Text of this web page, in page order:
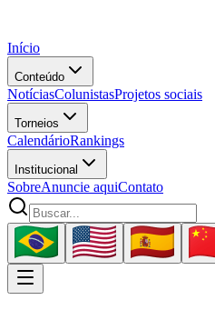
Início
Conteúdo
NotíciasColunistasProjetos sociais
Torneios
CalendárioRankings
Institucional
SobreAnuncie aquiContato